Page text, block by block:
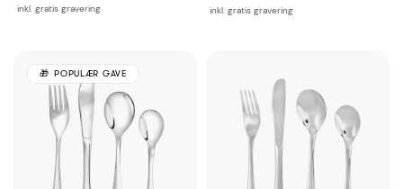
inkl. gratis gravering inkl. gratis gravering
POPULÆR GAVE